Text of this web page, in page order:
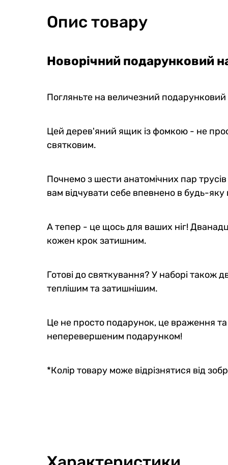
Опис товару
Новорічний подарунковий
Погляньте на величезний
Цей дерев'яний ящик із фомкою - не
святковим.
Почнемо з шести анатомічних пар
вам відчувати себе впевнено в будь-яку
А тепер - це щось для ваших ніг!
кожен крок затишним.
Готові до святкування? У наборі також
теплішим та затишнішим.
Це не просто подарунок, це враження
неперевершеним подарунком!
*Колір товару може відрізнятися від